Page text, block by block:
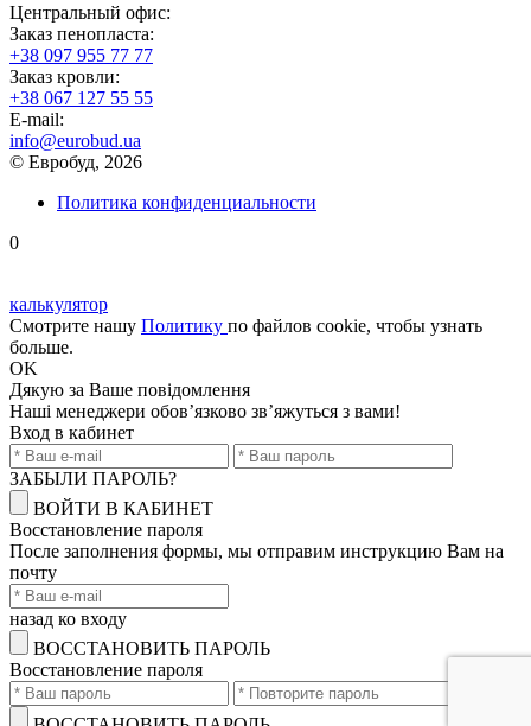
Центральный офис:
Заказ пенопласта:
+38 097 955 77 77
Заказ кровли:
+38 067 127 55 55
Е-mail:
info@eurobud.ua
© Евробуд, 2026
Политика конфиденциальности
0
калькулятор
Смотрите нашу Политику по файлов cookie, чтобы узнать
больше.
OK
Дякую за Ваше повідомлення
Наші менеджери обов’язково зв’яжуться з вами!
Вход в кабинет
ЗАБЫЛИ ПАРОЛЬ?
ВОЙТИ В КАБИНЕТ
Восстановление пароля
После заполнения формы, мы отправим инструкцию Вам на
почту
назад ко входу
ВОССТАНОВИТЬ ПАРОЛЬ
Восстановление пароля